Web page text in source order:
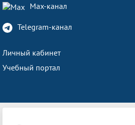
Max-канал
Telegram-канал
Личный кабинет
Учебный портал